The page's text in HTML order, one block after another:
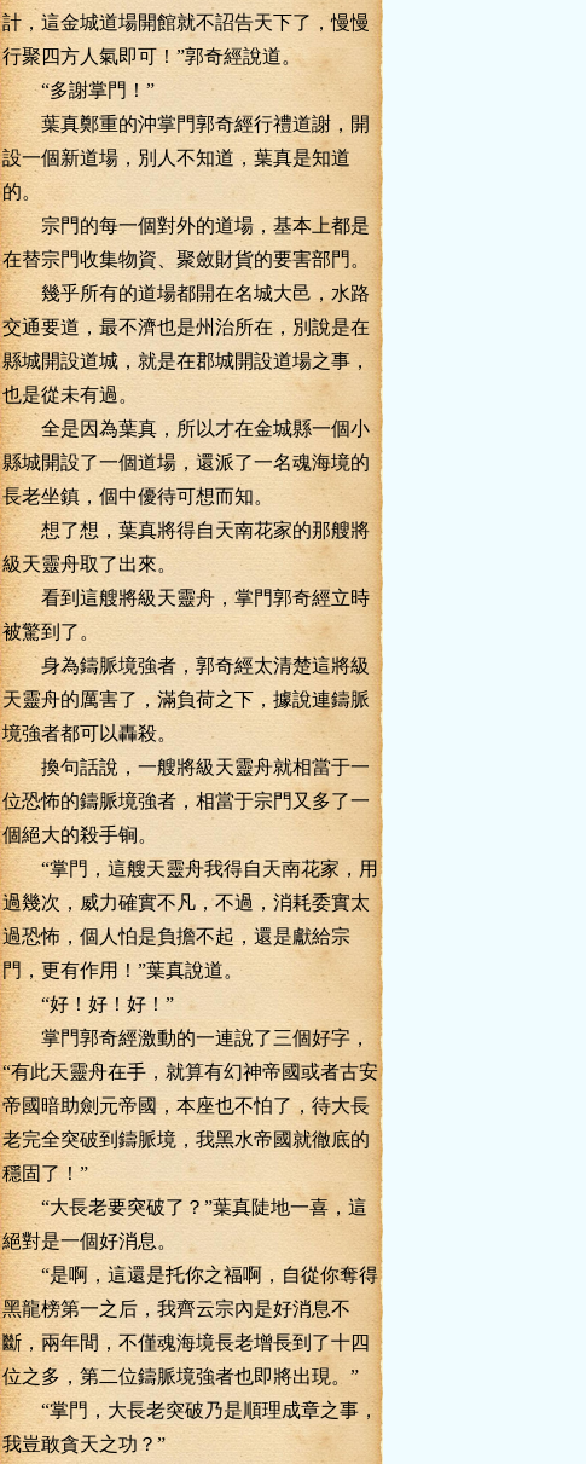
計，這金城道場開館就不詔告天下了，慢慢
行聚四方人氣即可！”郭奇經說道。
“多謝掌門！”
葉真鄭重的沖掌門郭奇經行禮道謝，開
設一個新道場，別人不知道，葉真是知道
的。
宗門的每一個對外的道場，基本上都是
在替宗門收集物資、聚斂財貨的要害部門。
幾乎所有的道場都開在名城大邑，水路
交通要道，最不濟也是州治所在，別說是在
縣城開設道城，就是在郡城開設道場之事，
也是從未有過。
全是因為葉真，所以才在金城縣一個小
縣城開設了一個道場，還派了一名魂海境的
長老坐鎮，個中優待可想而知。
想了想，葉真將得自天南花家的那艘將
級天靈舟取了出來。
看到這艘將級天靈舟，掌門郭奇經立時
被驚到了。
身為鑄脈境強者，郭奇經太清楚這將級
天靈舟的厲害了，滿負荷之下，據說連鑄脈
境強者都可以轟殺。
換句話說，一艘將級天靈舟就相當于一
位恐怖的鑄脈境強者，相當于宗門又多了一
個絕大的殺手锏。
“掌門，這艘天靈舟我得自天南花家，用
過幾次，威力確實不凡，不過，消耗委實太
過恐怖，個人怕是負擔不起，還是獻給宗
門，更有作用！”葉真說道。
“好！好！好！”
掌門郭奇經激動的一連說了三個好字，
“有此天靈舟在手，就算有幻神帝國或者古安
帝國暗助劍元帝國，本座也不怕了，待大長
老完全突破到鑄脈境，我黑水帝國就徹底的
穩固了！”
“大長老要突破了？”葉真陡地一喜，這
絕對是一個好消息。
“是啊，這還是托你之福啊，自從你奪得
黑龍榜第一之后，我齊云宗內是好消息不
斷，兩年間，不僅魂海境長老增長到了十四
位之多，第二位鑄脈境強者也即將出現。”
“掌門，大長老突破乃是順理成章之事，
我豈敢貪天之功？”